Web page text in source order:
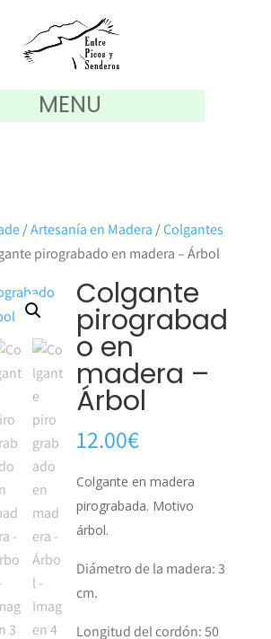
MENU
/Artesanía en Madera /Colgantes
pirograbado en madera – Árbol
Colgante
pirograbad
o en
madera –
Árbol
12.00€
Colgante en madera
pirograbada. Motivo
árbol.
Diámetro de la madera: 3
cm.
Longitud del cordón: 50